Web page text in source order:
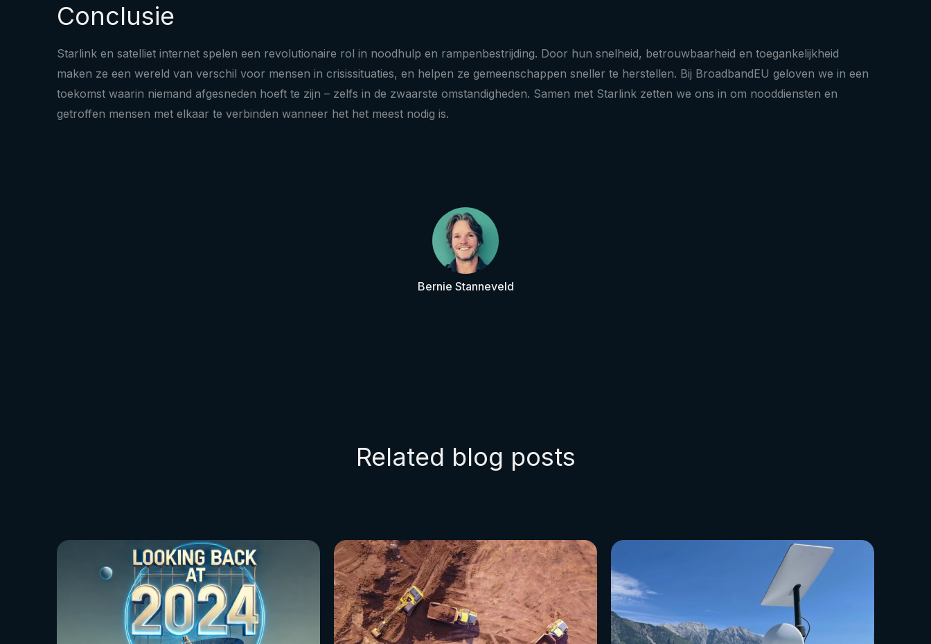
Conclusie
Starlink en satelliet internet spelen een revolutionaire rol in noodhulp en rampenbestrijding. Door hun snelheid, betrouwbaarheid en toegankelijkheid
maken ze een wereld van verschil voor mensen in crisissituaties, en helpen ze gemeenschappen sneller te herstellen. Bij BroadbandEU geloven we in een
toekomst waarin niemand afgesneden hoeft te zijn – zelfs in de zwaarste omstandigheden. Samen met Starlink zetten we ons in om nooddiensten en
getroffen mensen met elkaar te verbinden wanneer het het meest nodig is.
Bernie Stanneveld
Related blog posts